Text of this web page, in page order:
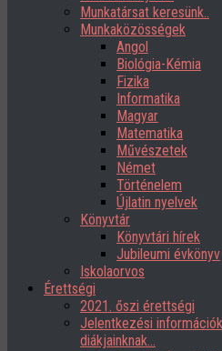
Munkatársat keresünk..
Munkaközösségek
Angol
Biológia-Kémia
Fizika
Informatika
Magyar
Matematika
Művészetek
Német
Történelem
Újlatin nyelvek
Könyvtár
Könyvtári hírek
Jubileumi évkönyv
Iskolaorvos
Érettségi
2021. őszi érettségi
Jelentkezési
diákjainknak…